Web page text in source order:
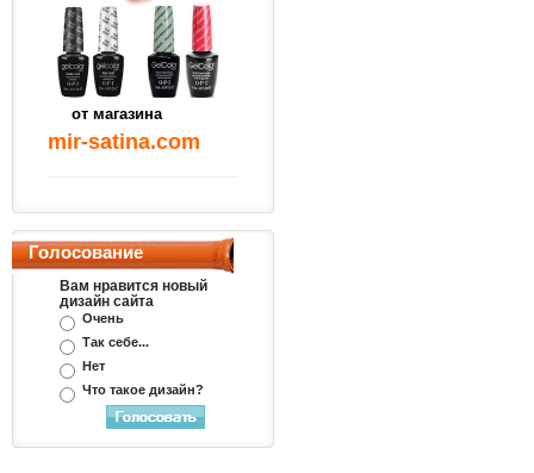
от магазина
mir-satina.com
Голосование
Вам нравится новый
дизайн сайта
Очень
Так себе...
Нет
Что такое дизайн?